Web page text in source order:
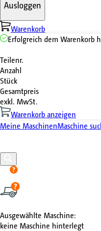
Ausloggen
Warenkorb
Erfolgreich dem Warenkorb
Teilenr.
Anzahl
Stück
Gesamtpreis
exkl. MwSt.
Warenkorb anzeigen
Meine MaschinenMaschine
Ausgewählte Maschine:
keine Maschine hinterlegt